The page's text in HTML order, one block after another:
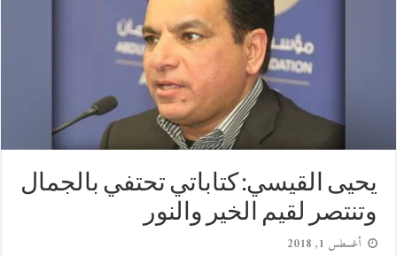
يحيى القيسي: كتاباتي تحتفي بالجمال
وتنتصر لقيم الخير والنور
أغسطس 1, 2018